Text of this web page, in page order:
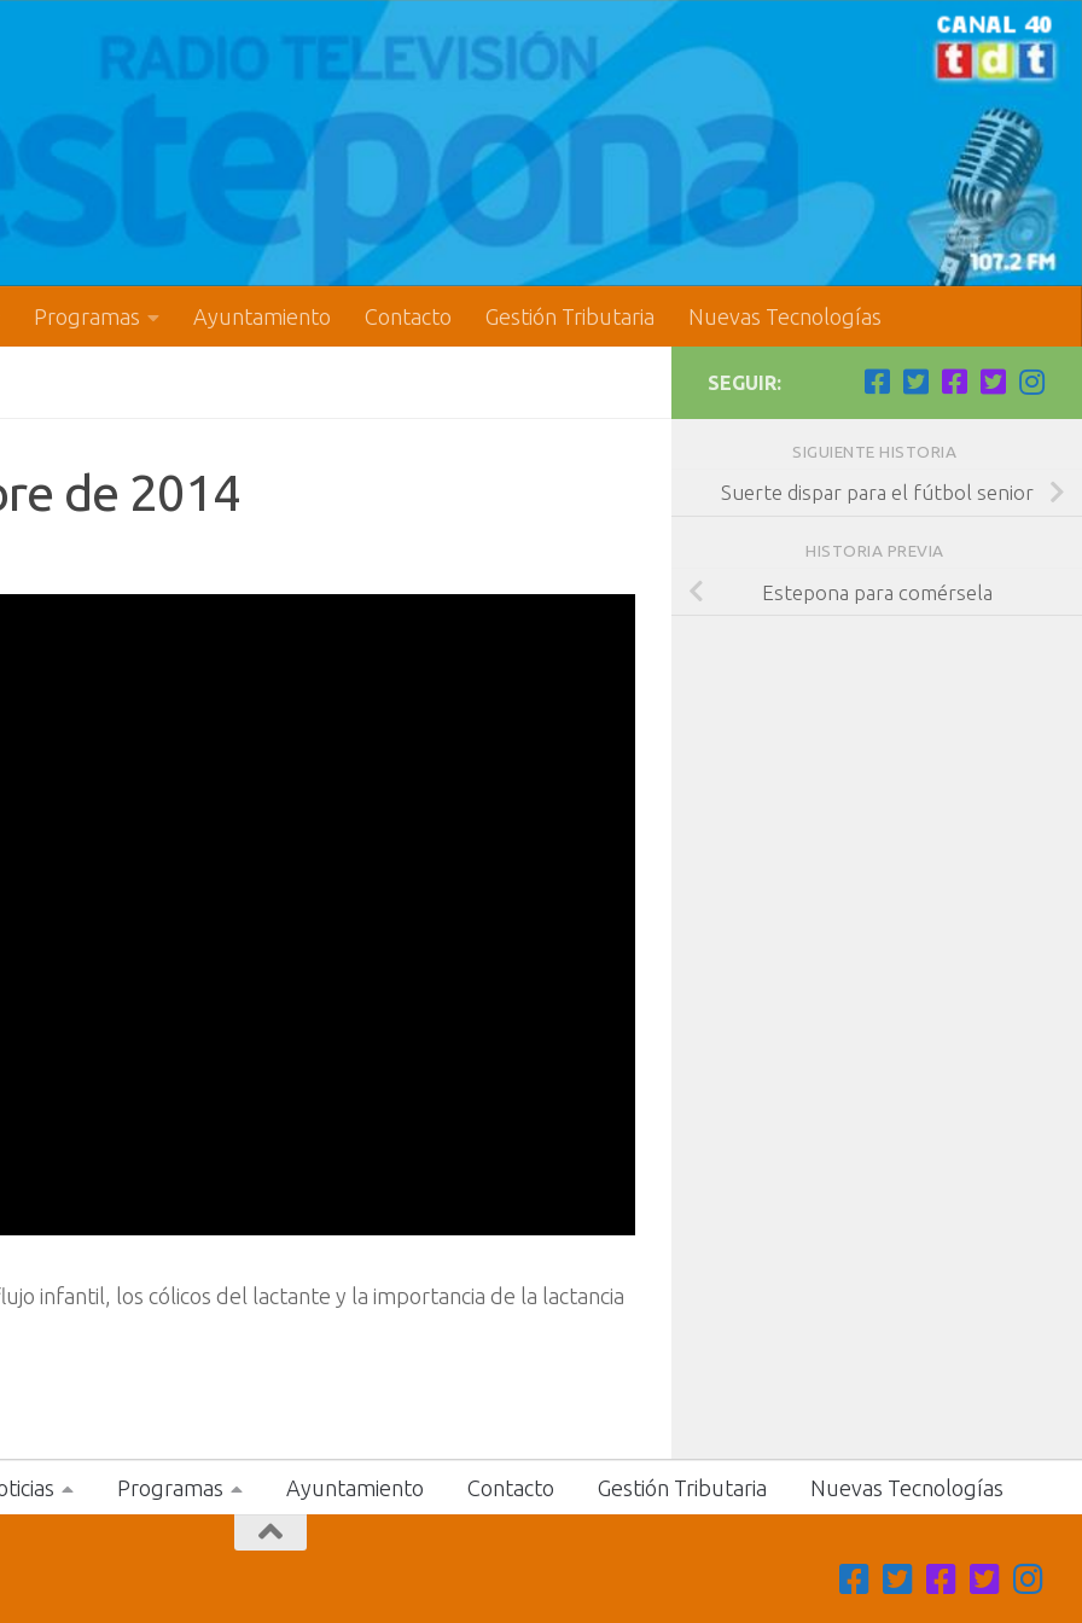
Programas Ayuntamiento Contacto Gestión Tributaria Nuevas Tecnologías
de 2014
infantil, los cólicos del lactante y la importancia de la lactancia
SEGUIR:
SIGUIENTE HISTORIA
Suerte dispar para el fútbol senior
HISTORIA PREVIA
Estepona para comérsela
Programas Ayuntamiento Contacto Gestión Tributaria Nuevas Tecnologías